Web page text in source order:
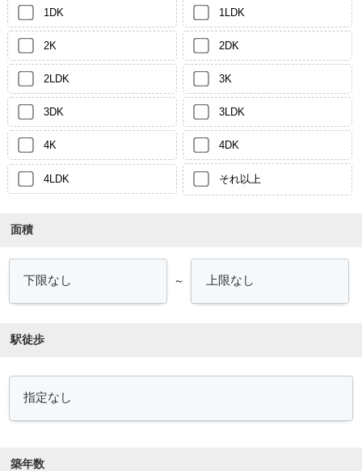
1DK 1LDK
2K 2DK
2LDK 3K
3DK 3LDK
4K 4DK
4LDK それ以上
面積
～
駅徒歩
築年数